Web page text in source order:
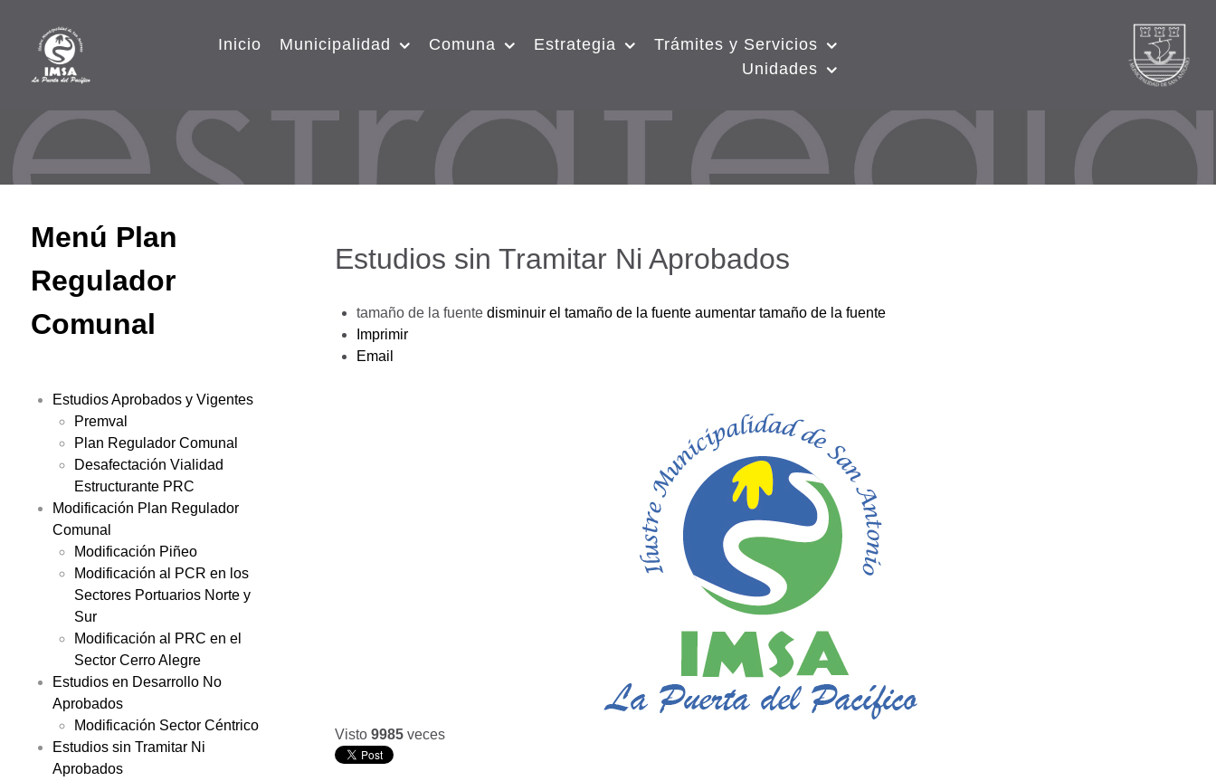
Inicio Municipalidad Comuna Estrategia
Trámites y Servicios
Unidades
Menú Plan
Regulador
Comunal
Estudios Aprobados y Vigentes
Premval
Plan Regulador Comunal
Desafectación Vialidad
Estructurante PRC
Modificación Plan Regulador
Comunal
Modificación Piñeo
Modificación al PCR en los
Sectores Portuarios Norte y
Sur
Modificación al PRC en el
Sector Cerro Alegre
Estudios en Desarrollo No
Aprobados
Modificación Sector Céntrico
Estudios sin Tramitar Ni
Aprobados
Estudios sin Tramitar Ni Aprobados
tamaño de la fuente disminuir el tamaño de la fuente aumentar tamaño de la fuente
Imprimir
Email
Visto 9985 veces